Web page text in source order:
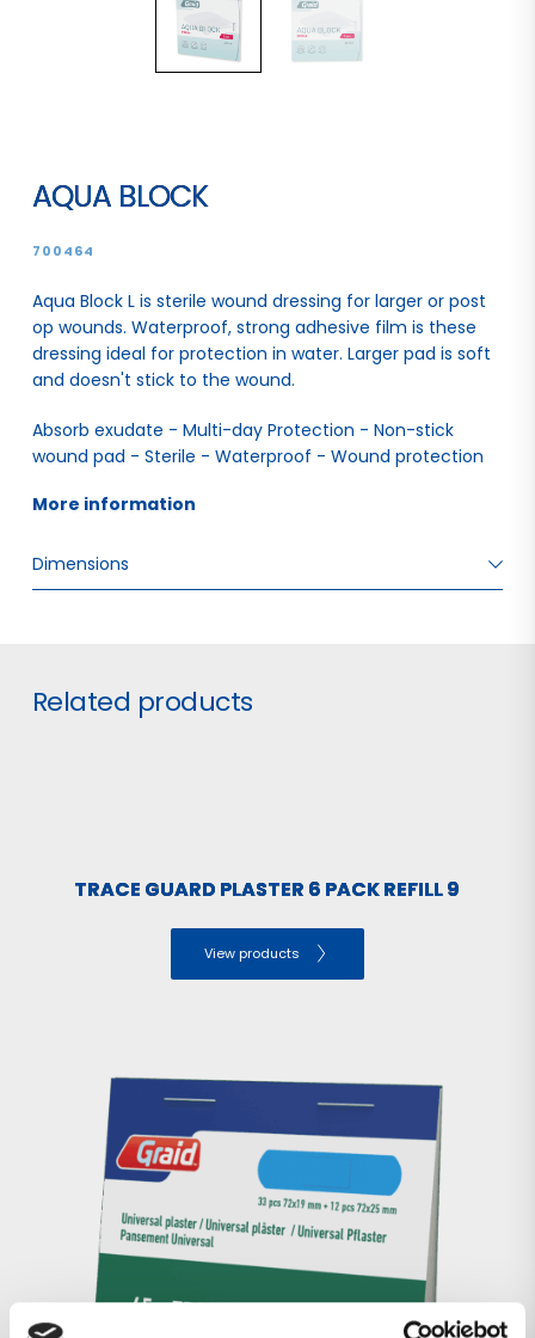
AQUA BLOCK
700464
Aqua Block L is sterile wound dressing for larger or post
op wounds. Waterproof, strong adhesive film is these
dressing ideal for protection in water. Larger pad is soft
and doesn't stick to the wound.
Absorb exudate - Multi-day Protection - Non-stick
wound pad - Sterile - Waterproof - Wound protection
More information
Dimensions
Related products
TRACE GUARD PLASTER 6 PACK REFILL 9
View products